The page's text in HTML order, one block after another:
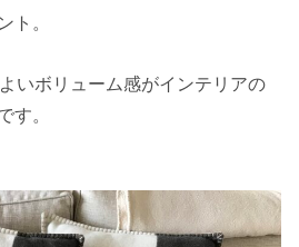
ト。
いボリューム感がインテリアの
す。